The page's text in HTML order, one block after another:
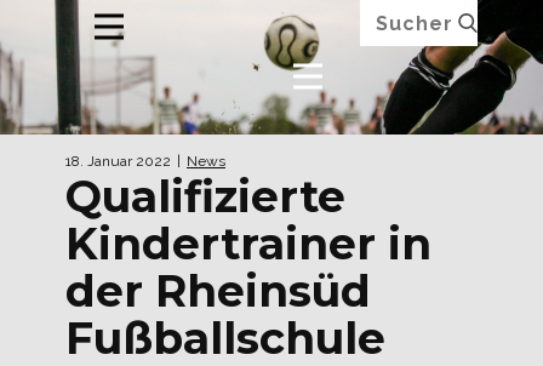
18. Januar 2022 News
Qualifizierte
Kindertrainer in
der Rheinsüd
Fußballschule